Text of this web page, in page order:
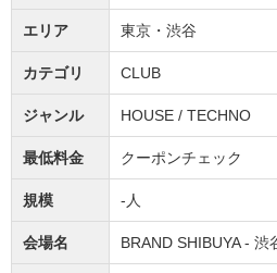
エリア 東京・渋谷
カテゴリ CLUB
ジャンル HOUSE / TECHNO
最低料金 クーポンチェック
規模 -人
会場名 BRAND SHIBUYA - 渋